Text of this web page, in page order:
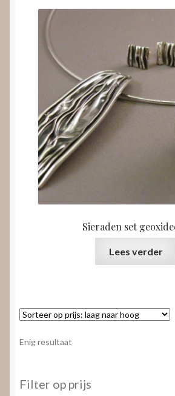
Video’s
Sieraden set
Lees verder
Enig resultaat
Filter op prijs